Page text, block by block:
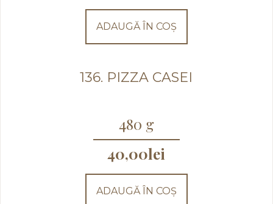
ADAUGĂ ÎN COȘ
136. PIZZA CASEI
480 g
40,00lei
ADAUGĂ ÎN COȘ